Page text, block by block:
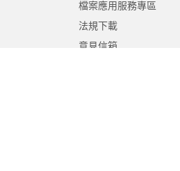
檔案應用服務專區
法規下載
意見信箱